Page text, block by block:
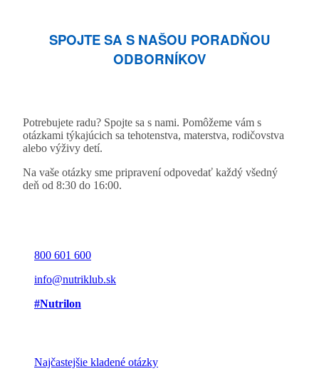
SPOJTE SA S NAŠOU PORADŇOU
ODBORNÍKOV
Potrebujete radu? Spojte sa s nami. Pomôžeme vám s
otázkami týkajúcich sa tehotenstva, materstva, rodičovstva
alebo výživy detí.
Na vaše otázky sme pripravení odpovedať každý všedný
deň od 8:30 do 16:00.
800 601 600
info@nutriklub.sk
#Nutrilon
Najčastejšie kladené otázky